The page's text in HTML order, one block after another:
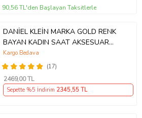
90,56 TL'den Başlayan Taksitlerle
DANİEL KLEİN MARKA GOLD RENK
BAYAN KADIN SAAT AKSESUAR
BİLEKLİK HEDİYELİ
(17)
Kargo Bedava
2469,00 TL
Sepette %5 İndirim 2345,55 TL